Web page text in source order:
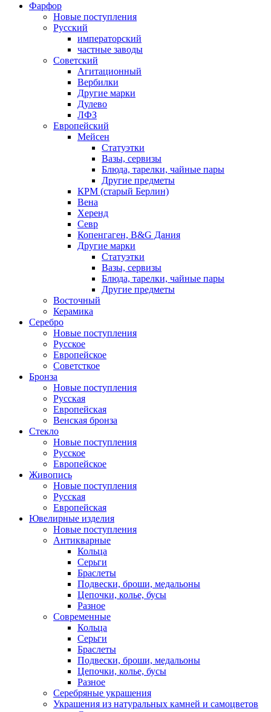
Фарфор
Новые поступления
Русский
императорский
частные заводы
Советский
Агитационный
Вербилки
Другие марки
Дулево
ЛФЗ
Европейский
Мейсен
Статуэтки
Вазы, сервизы
Блюда, тарелки, чайные пары
Другие предметы
КРМ (старый Берлин)
Вена
Херенд
Севр
Копенгаген, B&G Дания
Другие марки
Статуэтки
Вазы, сервизы
Блюда, тарелки, чайные пары
Другие предметы
Восточный
Керамика
Серебро
Новые поступления
Русское
Европейское
Советсткое
Бронза
Новые поступления
Русская
Европейская
Венская бронза
Стекло
Новые поступления
Русское
Европейское
Живопись
Новые поступления
Русская
Европейская
Ювелирные изделия
Новые поступления
Антикварные
Кольца
Серьги
Браслеты
Подвески, броши, медальоны
Цепочки, колье, бусы
Разное
Современные
Кольца
Серьги
Браслеты
Подвески, броши, медальоны
Цепочки, колье, бусы
Разное
Серебряные украшения
Украшения из натуральных камней и самоцветов